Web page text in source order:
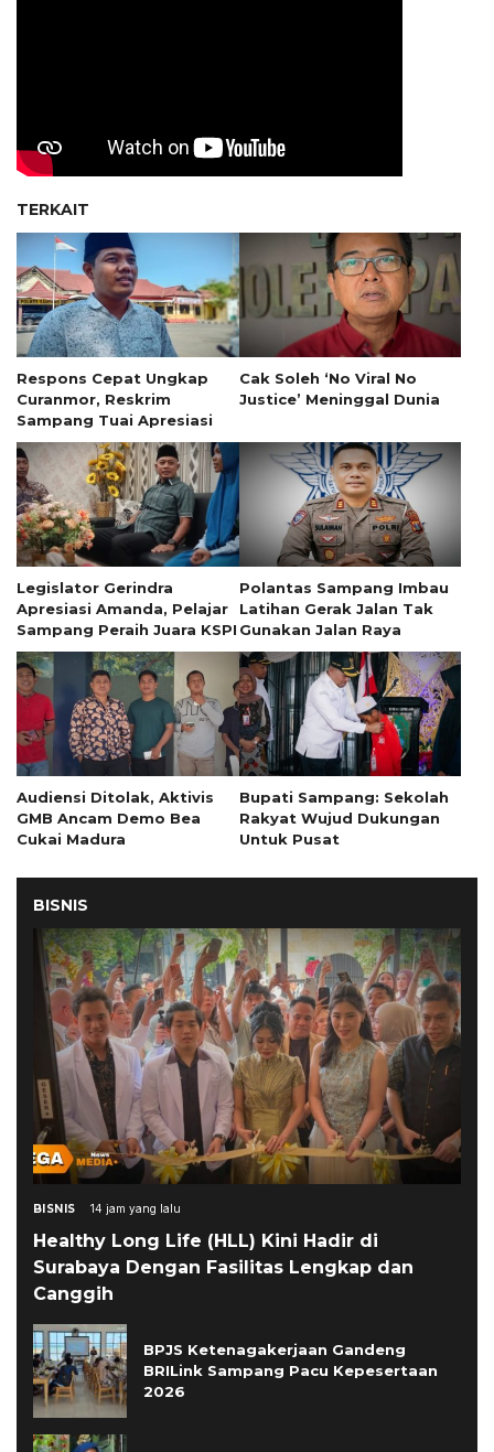
TERKAIT
Respons Cepat Ungkap
Curanmor, Reskrim
Sampang Tuai Apresiasi
Cak Soleh ‘No Viral No
Justice’ Meninggal Dunia
Legislator Gerindra
Apresiasi Amanda, Pelajar
Sampang Peraih Juara KSPI
Polantas Sampang Imbau
Latihan Gerak Jalan Tak
Gunakan Jalan Raya
Audiensi Ditolak, Aktivis
GMB Ancam Demo Bea
Cukai Madura
Bupati Sampang: Sekolah
Rakyat Wujud Dukungan
Untuk Pusat
BISNIS
BISNIS 14 jam yang lalu
Healthy Long Life (HLL) Kini Hadir di
Surabaya Dengan Fasilitas Lengkap dan
Canggih
BPJS Ketenagakerjaan Gandeng
BRILink Sampang Pacu Kepesertaan
2026